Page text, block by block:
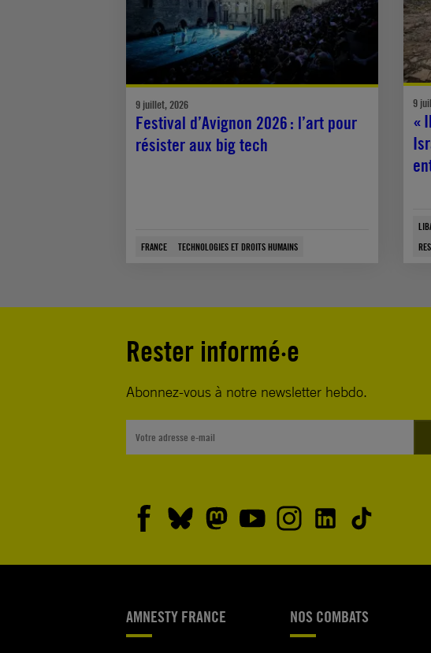
9 juillet, 2026
Festival d’Avignon 2026 : l’art pour
résister aux big tech
FRANCE TECHNOLOGIES ET DROITS HUMAINS
9
«
Rester informé·e
Abonnez-vous à notre newsletter hebdo.
AMNESTY FRANCE NOS COMBATS